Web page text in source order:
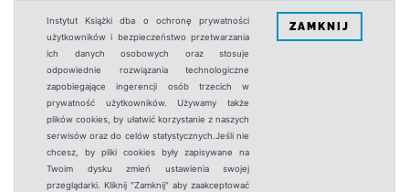
Instytut Książki dba o ochronę prywatności
użytkowników i bezpieczeństwo przetwarzania
ich danych osobowych oraz stosuje
odpowiednie rozwiązania technologiczne
zapobiegające ingerencji osób trzecich w
prywatność użytkowników. Używamy także
plików cookies, by ułatwić korzystanie z naszych
serwisów oraz do celów statystycznych.Jeśli nie
chcesz, by pliki cookies były zapisywane na
Twoim dysku zmień ustawienia swojej
przeglądarki. Kliknij "Zamknij" aby zaakceptować
ZAMKNIJ